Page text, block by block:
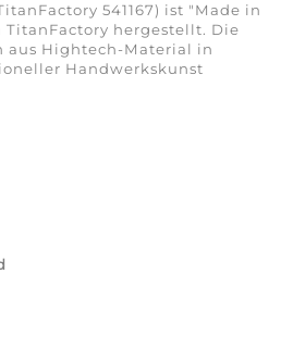
541167) ist "Made in
hergestellt. Die
aus Hightech-Material in
Handwerkskunst